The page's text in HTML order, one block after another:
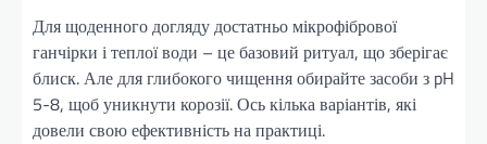
Для щоденного догляду достатньо мікрофібрової
ганчірки і теплої води – це базовий ритуал, що зберігає
блиск. Але для глибокого чищення обирайте засоби з pH
5-8, щоб уникнути корозії. Ось кілька варіантів, які
довели свою ефективність на практиці.